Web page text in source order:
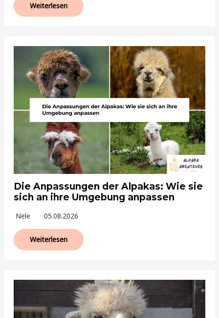
Weiterlesen
Die Anpassungen der Alpakas: Wie sie
sich an ihre Umgebung anpassen
Nele 05.08.2026
Weiterlesen